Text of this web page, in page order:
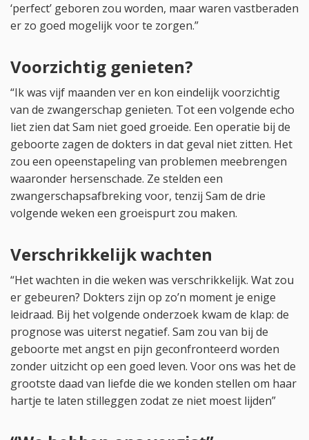
‘perfect’ geboren zou worden, maar waren vastberaden
er zo goed mogelijk voor te zorgen.”
Voorzichtig genieten?
“Ik was vijf maanden ver en kon eindelijk voorzichtig
van de zwangerschap genieten. Tot een volgende echo
liet zien dat Sam niet goed groeide. Een operatie bij de
geboorte zagen de dokters in dat geval niet zitten. Het
zou een opeenstapeling van problemen meebrengen
waaronder hersenschade. Ze stelden een
zwangerschapsafbreking voor, tenzij Sam de drie
volgende weken een groeispurt zou maken.
Verschrikkelijk wachten
“Het wachten in die weken was verschrikkelijk. Wat zou
er gebeuren? Dokters zijn op zo’n moment je enige
leidraad. Bij het volgende onderzoek kwam de klap: de
prognose was uiterst negatief. Sam zou van bij de
geboorte met angst en pijn geconfronteerd worden
zonder uitzicht op een goed leven. Voor ons was het de
grootste daad van liefde die we konden stellen om haar
hartje te laten stilleggen zodat ze niet moest lijden”